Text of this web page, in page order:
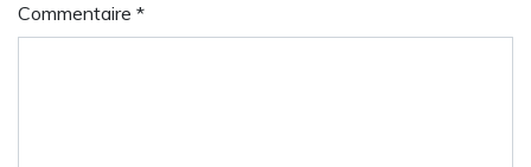
Commentaire *